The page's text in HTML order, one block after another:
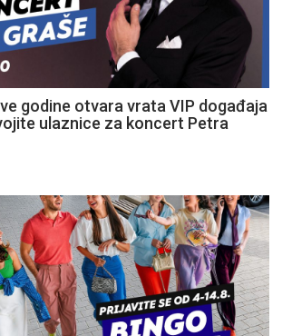
godine otvara vrata VIP događaja
ulaznice za koncert Petra